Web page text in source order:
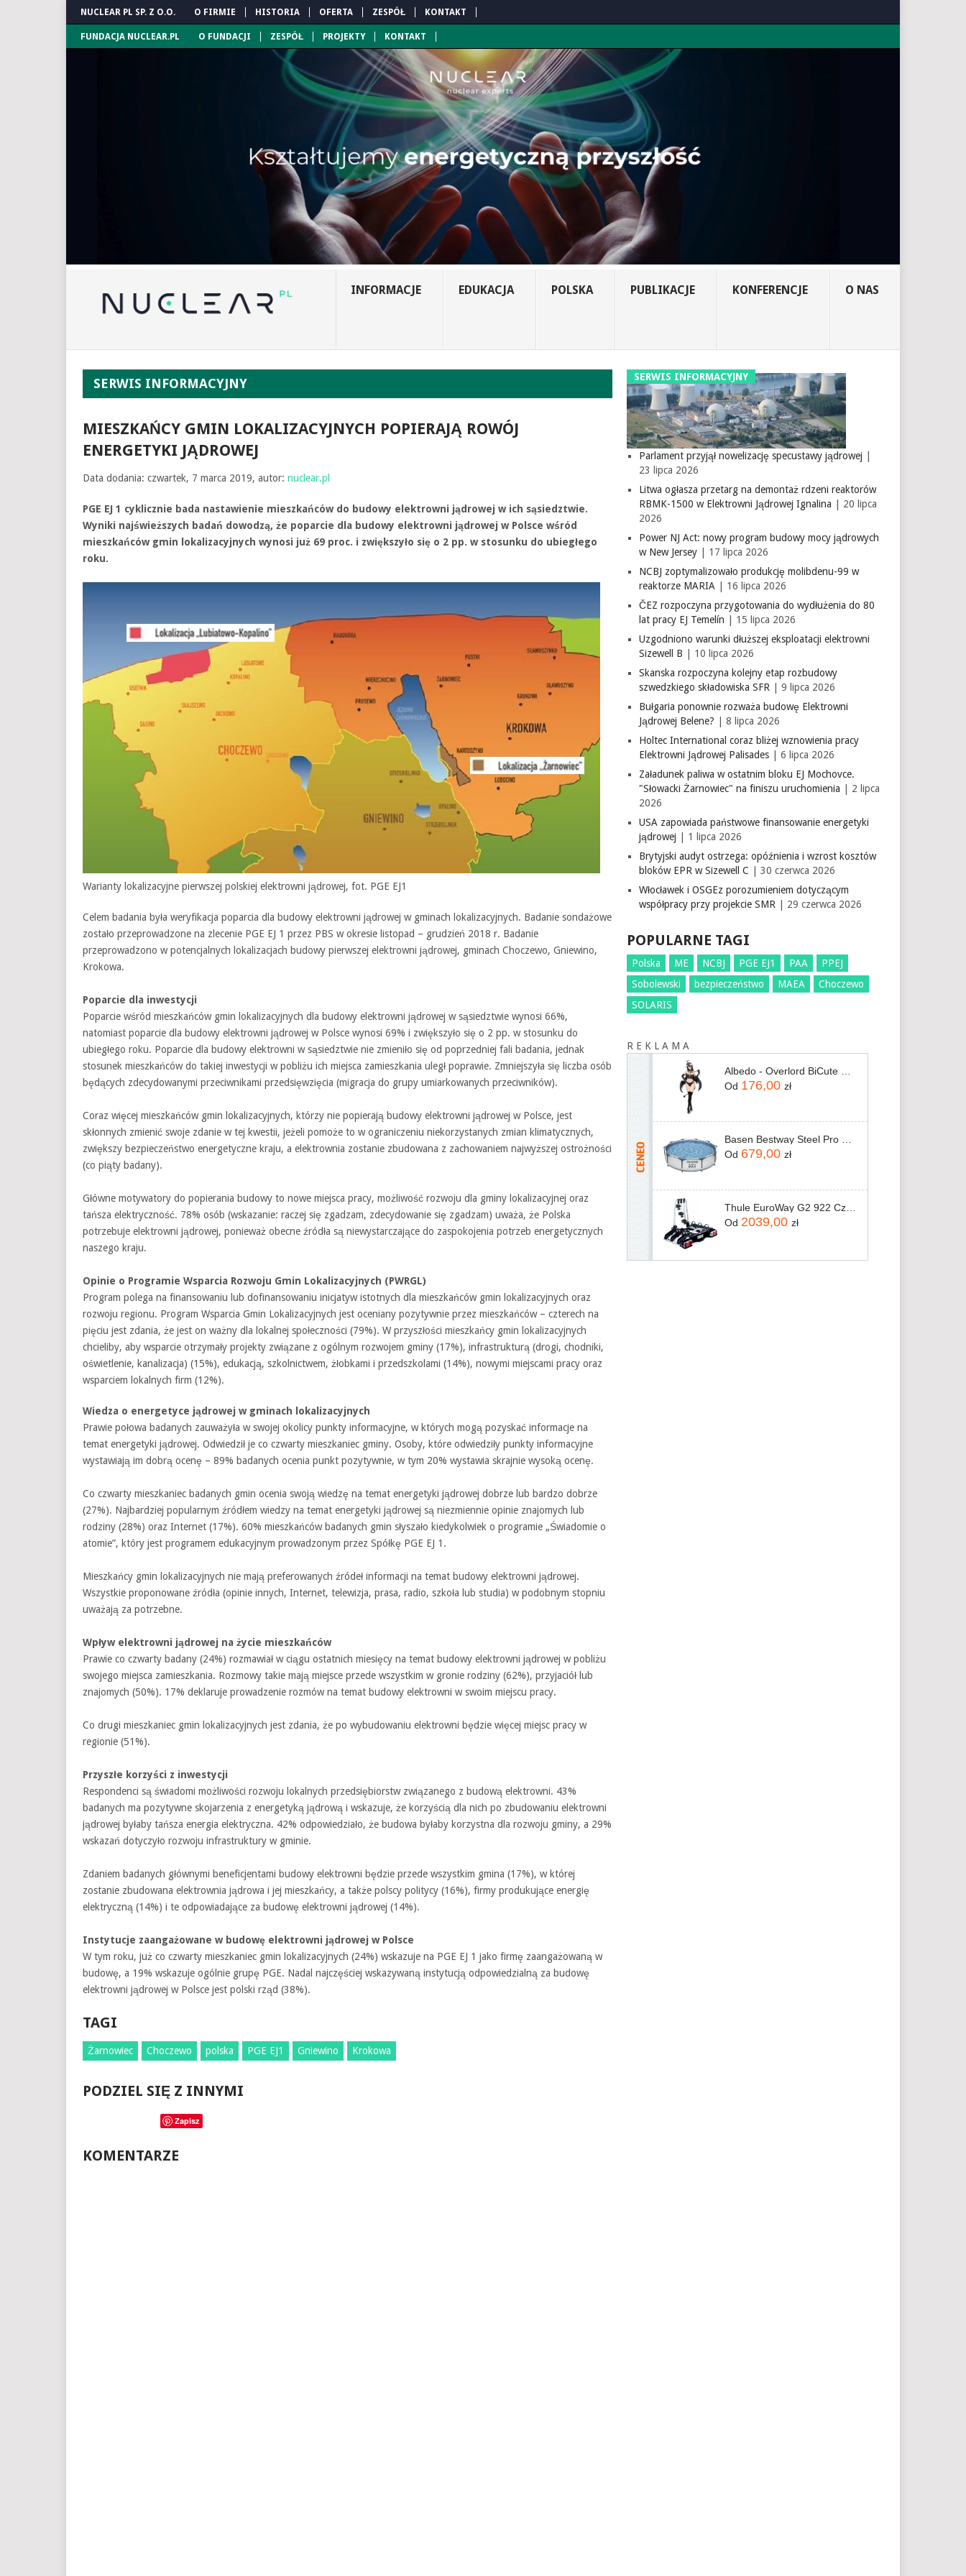
NUCLEAR PL SP. Z O.O. O FIRMIE HISTORIA OFERTA ZESPÓŁ KONTAKT
FUNDACJA NUCLEAR.PL O FUNDACJI ZESPÓŁ PROJEKTY KONTAKT
INFORMACJE EDUKACJA POLSKA PUBLIKACJE KONFERENCJE O NAS
SERWIS INFORMACYJNY
MIESZKAŃCY GMIN LOKALIZACYJNYCH POPIERAJĄ ROWÓJ
ENERGETYKI JĄDROWEJ
Data dodania: czwartek, 7 marca 2019, autor:nuclear.pl
PGE EJ 1 cyklicznie bada nastawienie mieszkańców do budowy elektrowni jądrowej w ich sąsiedztwie.
Wyniki najświeższych badań dowodzą, że poparcie dla budowy elektrowni jądrowej w Polsce wśród
mieszkańców gmin lokalizacyjnych wynosi już 69 proc. i zwiększyło się o 2 pp. w stosunku do ubiegłego
roku.
Warianty lokalizacyjne pierwszej polskiej elektrowni jądrowej, fot. PGE EJ1
Celem badania była weryfikacja poparcia dla budowy elektrowni jądrowej w gminach lokalizacyjnych. Badanie sondażowe
zostało przeprowadzone na zlecenie PGE EJ 1 przez PBS w okresie listopad – grudzień 2018 r. Badanie
przeprowadzono w potencjalnych lokalizacjach budowy pierwszej elektrowni jądrowej, gminach Choczewo, Gniewino,
Krokowa.
Poparcie dla inwestycji
Poparcie wśród mieszkańców gmin lokalizacyjnych dla budowy elektrowni jądrowej w sąsiedztwie wynosi 66%,
natomiast poparcie dla budowy elektrowni jądrowej w Polsce wynosi 69% i zwiększyło się o 2 pp. w stosunku do
ubiegłego roku. Poparcie dla budowy elektrowni w sąsiedztwie nie zmieniło się od poprzedniej fali badania, jednak
stosunek mieszkańców do takiej inwestycji w pobliżu ich miejsca zamieszkania uległ poprawie. Zmniejszyła się liczba osób
będących zdecydowanymi przeciwnikami przedsięwzięcia (migracja do grupy umiarkowanych przeciwników).
Coraz więcej mieszkańców gmin lokalizacyjnych, którzy nie popierają budowy elektrowni jądrowej w Polsce, jest
skłonnych zmienić swoje zdanie w tej kwestii, jeżeli pomoże to w ograniczeniu niekorzystanych zmian klimatycznych,
zwiększy bezpieczeństwo energetyczne kraju, a elektrownia zostanie zbudowana z zachowaniem najwyższej ostrożności
(co piąty badany).
Główne motywatory do popierania budowy to nowe miejsca pracy, możliwość rozwoju dla gminy lokalizacyjnej oraz
tańsza elektryczność. 78% osób (wskazanie: raczej się zgadzam, zdecydowanie się zgadzam) uważa, że Polska
potrzebuje elektrowni jądrowej, ponieważ obecne źródła są niewystarczające do zaspokojenia potrzeb energetycznych
naszego kraju.
Opinie o Programie Wsparcia Rozwoju Gmin Lokalizacyjnych (PWRGL)
Program polega na finansowaniu lub dofinansowaniu inicjatyw istotnych dla mieszkańców gmin lokalizacyjnych oraz
rozwoju regionu. Program Wsparcia Gmin Lokalizacyjnych jest oceniany pozytywnie przez mieszkańców – czterech na
pięciu jest zdania, że jest on ważny dla lokalnej społeczności (79%). W przyszłości mieszkańcy gmin lokalizacyjnych
chcieliby, aby wsparcie otrzymały projekty związane z ogólnym rozwojem gminy (17%), infrastrukturą (drogi, chodniki,
oświetlenie, kanalizacja) (15%), edukacją, szkolnictwem, żłobkami i przedszkolami (14%), nowymi miejscami pracy oraz
wsparciem lokalnych firm (12%).
Wiedza o energetyce jądrowej w gminach lokalizacyjnych
Prawie połowa badanych zauważyła w swojej okolicy punkty informacyjne, w których mogą pozyskać informacje na
temat energetyki jądrowej. Odwiedził je co czwarty mieszkaniec gminy. Osoby, które odwiedziły punkty informacyjne
wystawiają im dobrą ocenę – 89% badanych ocenia punkt pozytywnie, w tym 20% wystawia skrajnie wysoką ocenę.
Co czwarty mieszkaniec badanych gmin ocenia swoją wiedzę na temat energetyki jądrowej dobrze lub bardzo dobrze
(27%). Najbardziej popularnym źródłem wiedzy na temat energetyki jądrowej są niezmiennie opinie znajomych lub
rodziny (28%) oraz Internet (17%). 60% mieszkańców badanych gmin słyszało kiedykolwiek o programie „Świadomie o
atomie”, który jest programem edukacyjnym prowadzonym przez Spółkę PGE EJ 1.
Mieszkańcy gmin lokalizacyjnych nie mają preferowanych źródeł informacji na temat budowy elektrowni jądrowej.
Wszystkie proponowane źródła (opinie innych, Internet, telewizja, prasa, radio, szkoła lub studia) w podobnym stopniu
uważają za potrzebne.
Wpływ elektrowni jądrowej na życie mieszkańców
Prawie co czwarty badany (24%) rozmawiał w ciągu ostatnich miesięcy na temat budowy elektrowni jądrowej w pobliżu
swojego miejsca zamieszkania. Rozmowy takie mają miejsce przede wszystkim w gronie rodziny (62%), przyjaciół lub
znajomych (50%). 17% deklaruje prowadzenie rozmów na temat budowy elektrowni w swoim miejscu pracy.
Co drugi mieszkaniec gmin lokalizacyjnych jest zdania, że po wybudowaniu elektrowni będzie więcej miejsc pracy w
regionie (51%).
Przyszłe korzyści z inwestycji
Respondenci są świadomi możliwości rozwoju lokalnych przedsiębiorstw związanego z budową elektrowni. 43%
badanych ma pozytywne skojarzenia z energetyką jądrową i wskazuje, że korzyścią dla nich po zbudowaniu elektrowni
jądrowej byłaby tańsza energia elektryczna. 42% odpowiedziało, że budowa byłaby korzystna dla rozwoju gminy, a 29%
wskazań dotyczyło rozwoju infrastruktury w gminie.
Zdaniem badanych głównymi beneficjentami budowy elektrowni będzie przede wszystkim gmina (17%), w której
zostanie zbudowana elektrownia jądrowa i jej mieszkańcy, a także polscy politycy (16%), firmy produkujące energię
elektryczną (14%) i te odpowiadające za budowę elektrowni jądrowej (14%).
Instytucje zaangażowane w budowę elektrowni jądrowej w Polsce
W tym roku, już co czwarty mieszkaniec gmin lokalizacyjnych (24%) wskazuje na PGE EJ 1 jako firmę zaangażowaną w
budowę, a 19% wskazuje ogólnie grupę PGE. Nadal najczęściej wskazywaną instytucją odpowiedzialną za budowę
elektrowni jądrowej w Polsce jest polski rząd (38%).
TAGI
Żarnowiec Choczewo polska PGE EJ1 Gniewino Krokowa
PODZIEL SIĘ Z INNYMI
Zapisz
KOMENTARZE
SERWIS INFORMACYJNY
Parlament przyjął nowelizację specustawy jądrowej
23 lipca 2026
Litwa ogłasza przetarg na demontaż rdzeni reaktorów
RBMK-1500 w Elektrowni Jądrowej Ignalina | 20 lipca
2026
Power NJ Act: nowy program budowy mocy jądrowych
w New Jersey | 17 lipca 2026
NCBJ zoptymalizowało produkcję molibdenu-99 w
reaktorze MARIA | 16 lipca 2026
ČEZ rozpoczyna przygotowania do wydłużenia do 80
lat pracy EJ Temelín | 15 lipca 2026
Uzgodniono warunki dłuższej eksploatacji elektrowni
Sizewell B | 10 lipca 2026
Skanska rozpoczyna kolejny etap rozbudowy
szwedzkiego składowiska SFR | 9 lipca 2026
Bułgaria ponownie rozważa budowę Elektrowni
Jądrowej Belene? | 8 lipca 2026
Holtec International coraz bliżej wznowienia pracy
Elektrowni Jądrowej Palisades | 6 lipca 2026
Załadunek paliwa w ostatnim bloku EJ Mochovce.
"Słowacki Żarnowiec" na finiszu uruchomienia | 2 lipca
2026
USA zapowiada państwowe finansowanie energetyki
jądrowej | 1 lipca 2026
Brytyjski audyt ostrzega: opóźnienia i wzrost kosztów
bloków EPR w Sizewell C | 30 czerwca 2026
Włocławek i OSGEz porozumieniem dotyczącym
współpracy przy projekcie SMR | 29 czerwca 2026
POPULARNE TAGI
Polska ME NCBJ PGE EJ1 PAA
PPEJ
Sobolewski
bezpieczeństwo MAEA
Choczewo
SOLARIS
R E K L A M A
Od 176,00zł
Od 679,00zł
Od 2039,00zł